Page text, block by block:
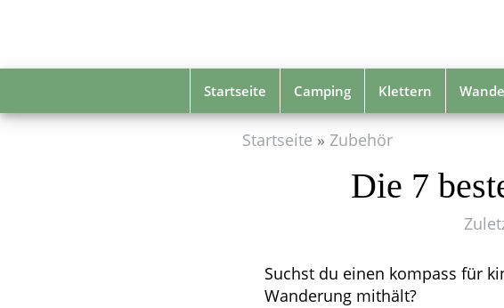
Startseite Camping Klettern
Startseite Zubehör
Die 7
Suchst du einen kompass für
Wanderung mithält?